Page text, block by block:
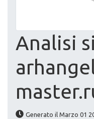
Analisi
Generato il Marzo 01